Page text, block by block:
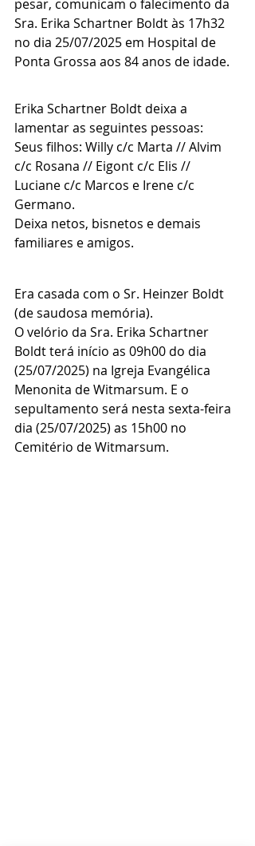
pesar, comunicam o falecimento da
Sra. Erika Schartner Boldt às 17h32
no dia 25/07/2025 em Hospital de
Ponta Grossa aos 84 anos de idade.
Erika Schartner Boldt deixa a
lamentar as seguintes pessoas:
Seus filhos: Willy c/c Marta // Alvim
c/c Rosana // Eigont c/c Elis //
Luciane c/c Marcos e Irene c/c
Germano.
Deixa netos, bisnetos e demais
familiares e amigos.
Era casada com o Sr. Heinzer Boldt
(de saudosa memória).
O velório da Sra. Erika Schartner
Boldt terá início as 09h00 do dia
(25/07/2025) na Igreja Evangélica
Menonita de Witmarsum. E o
sepultamento será nesta sexta-feira
dia (25/07/2025) as 15h00 no
Cemitério de Witmarsum.